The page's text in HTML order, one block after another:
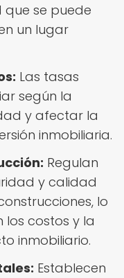
se puede
un lugar
Las tasas
según la
y afectar la
inmobiliaria.
Regulan
y calidad
lo
costos y la
inmobiliario.
Establecen